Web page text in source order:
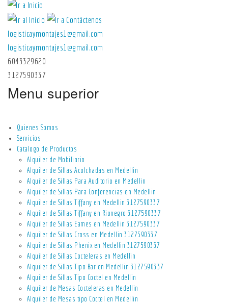
logisticaymontajes1@gmail.com
logisticaymontajes1@gmail.com
6043329620
3127590337
Menu superior
Quienes Somos
Servicios
Catalogo de Productos
Alquiler de Mobiliario
Alquiler de Sillas Acolchadas en Medellin
Alquiler de Sillas Para Auditorio en Medellin
Alquiler de Sillas Para Conferencias en Medellin
Alquiler de Sillas Tiffany en Medellin 3127590337
Alquiler de Sillas Tiffany en Rionegro 3127590337
Alquiler de Sillas Eames en Medellin 3127590337
Alquiler de Sillas Cross en Medellin 3127590337
Alquiler de Sillas Phenix en Medellin 3127590337
Alquiler de Sillas Cocteleras en Medellin
Alquiler de Sillas Tipo Bar en Medellin 3127590337
Alquiler de Sillas Tipo Coctel en Medellin
Alquiler de Mesas Cocteleras en Medellin
Alquiler de Mesas tipo Coctel en Medellin